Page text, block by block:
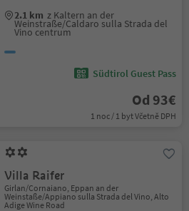
2.1 km z Kaltern an der
Weinstraße/Caldaro sulla Strada del
Vino centrum
Südtirol Guest Pass
Od 93€
1 noc / 1 byt Včetně DPH
Villa Raifer
Girlan/Cornaiano, Eppan an der
Weinstaße/Appiano sulla Strada del Vino, Alto
Adige Wine Road